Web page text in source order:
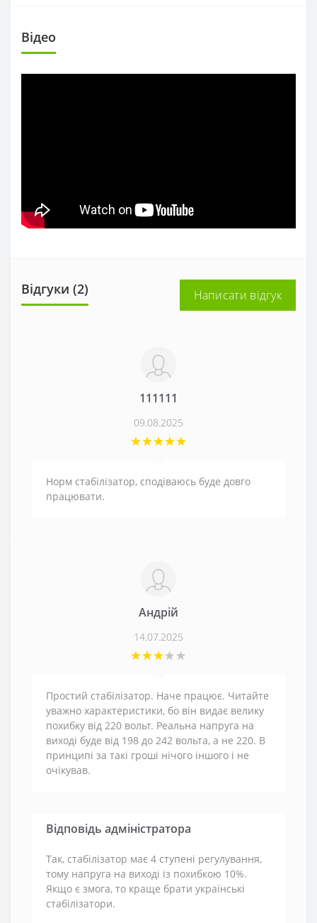
Вiдео
Відгуки (2) Написати відгук
111111
09.08.2025
Норм стабілізатор, сподіваюсь буде довго
працювати.
Андрій
14.07.2025
Простий стабілізатор. Наче працює. Читайте
уважно характеристики, бо він видає велику
похибку від 220 вольт. Реальна напруга на
виході буде від 198 до 242 вольта, а не 220. В
принципі за такі гроші нічого іншого і не
очікував.
Відповідь адміністратора
Так, стабілізатор має 4 ступені регулування,
тому напруга на виході із похибкою 10%.
Якщо є змога, то краще брати українські
стабілізатори.